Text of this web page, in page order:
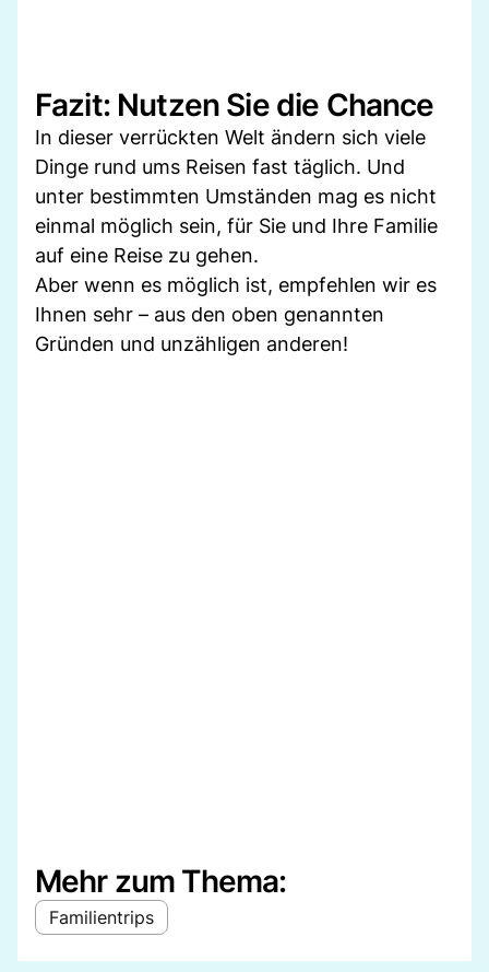
Fazit: Nutzen Sie die Chance
In dieser verrückten Welt ändern sich viele
Dinge rund ums Reisen fast täglich. Und
unter bestimmten Umständen mag es nicht
einmal möglich sein, für Sie und Ihre Familie
auf eine Reise zu gehen.
Aber wenn es möglich ist, empfehlen wir es
Ihnen sehr – aus den oben genannten
Gründen und unzähligen anderen!
Mehr zum Thema:
Familientrips